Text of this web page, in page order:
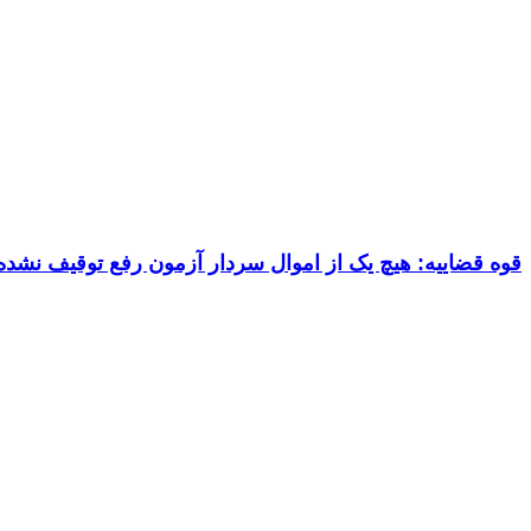
قوه قضاییه: هیچ یک از اموال سردار آزمون رفع توقیف